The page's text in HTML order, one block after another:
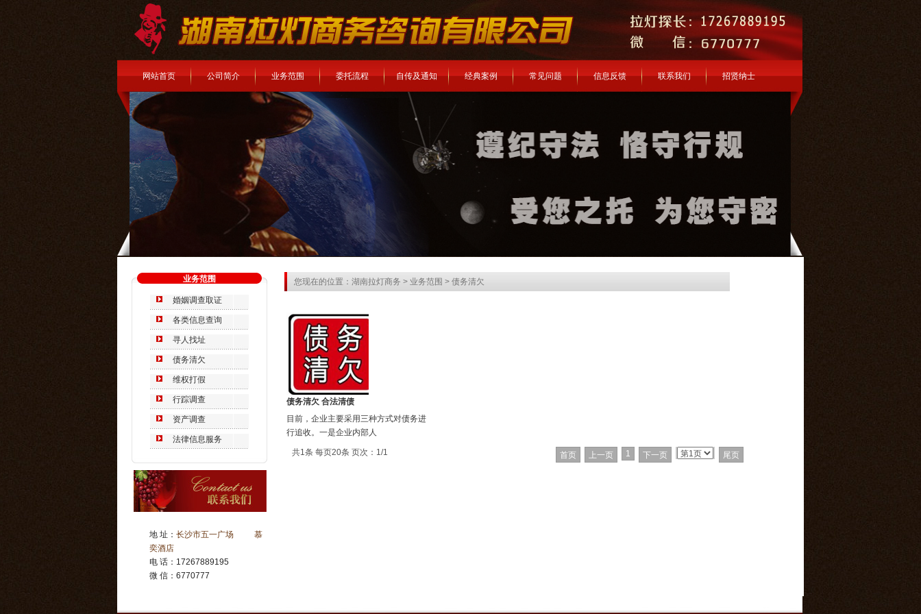
网站首页 公司简介 业务范围 委托流程 自传及通知 经典案例 常见问题 信息反馈 联系我们 招贤纳士
地 址： 长沙市五一广场 慕
奕酒店
电 话：17267889195
微 信：6770777
业务范围
婚姻调查取证
各类信息查询
寻人找址
债务清欠
维权打假
行踪调查
资产调查
法律信息服务
债务清欠 合法清债
目前，企业主要采用三种方式对债务进
行追收。一是企业内部人
共1条 每页20条 页次：1/1 首页 上一页 1 下一页 尾页
您现在的位置： 湖南拉灯商务 > 业务范围 > 债务清欠